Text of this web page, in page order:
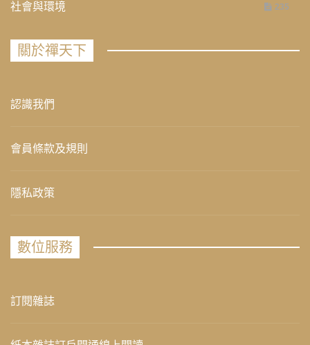
社會與環境 235
關於禪天下
認識我們
會員條款及規則
隱私政策
數位服務
訂閱雜誌